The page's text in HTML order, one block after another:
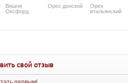
Вишня
Оксфорд
Орех донской
Орех
итальянский
свой отзыв